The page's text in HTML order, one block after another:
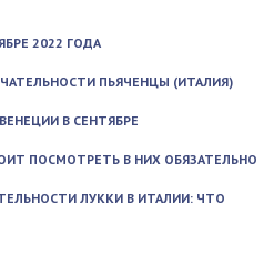
2022 ГОДА
ПЬЯЧЕНЦЫ (ИТАЛИЯ)
В СЕНТЯБРЕ
ПОСМОТРЕТЬ В НИХ ОБЯЗАТЕЛЬНО
ЛУККИ В ИТАЛИИ: ЧТО